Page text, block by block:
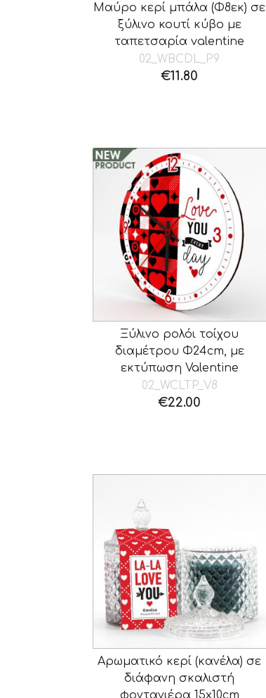
Μαύρο κερί μπάλα (Φ8εκ) σε
ξύλινο κουτί κύβο με
ταπετσαρία valentine
02_WBCDL_P9
€11.80
Ξύλινο ρολόι τοίχου
διαμέτρου Φ24cm, με
εκτύπωση Valentine
02_WCLTP_V8
€22.00
Αρωματικό κερί (κανέλα) σε
διάφανη σκαλιστή
φοντανιέρα 15x10cm